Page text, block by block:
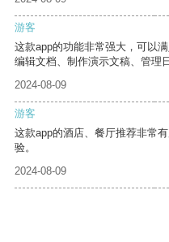
游客
这款app的功能非常强大，可以
编辑文档、制作演示文稿、管理
2024-08-09
游客
这款app的酒店、餐厅推荐非常
验。
2024-08-09